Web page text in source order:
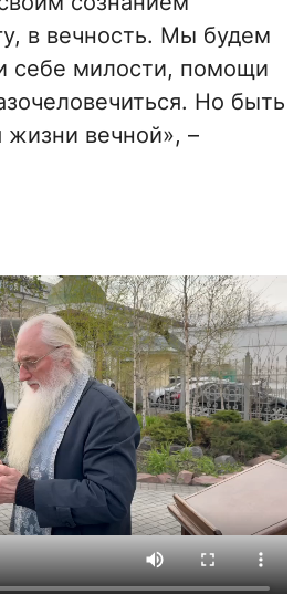
в вечность. Мы будем
себе милости, помощи
Но быть
жизни вечной», –